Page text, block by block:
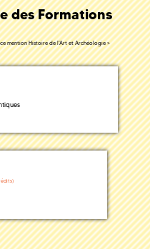
des Formations
mention Histoire de l'Art et Archéologie